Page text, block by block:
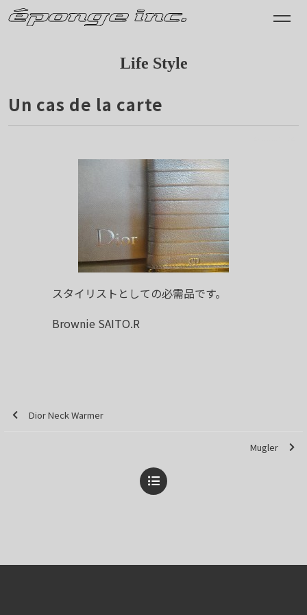
Life Style
Un cas de la carte
スタイリストとしての必需品です。
Brownie SAITO.R
Dior Neck Warmer
Mugler